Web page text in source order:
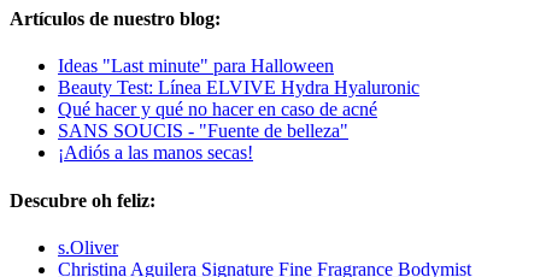
Artículos de nuestro blog:
Ideas "Last minute" para Halloween
Beauty Test: Línea ELVIVE Hydra Hyaluronic
Qué hacer y qué no hacer en caso de acné
SANS SOUCIS - "Fuente de belleza"
¡Adiós a las manos secas!
Descubre oh feliz:
s.Oliver
Christina Aguilera Signature Fine Fragrance Bodymist